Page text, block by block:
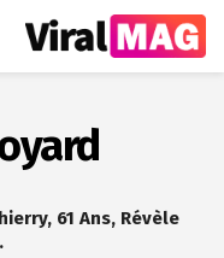
61 Ans, Révèle